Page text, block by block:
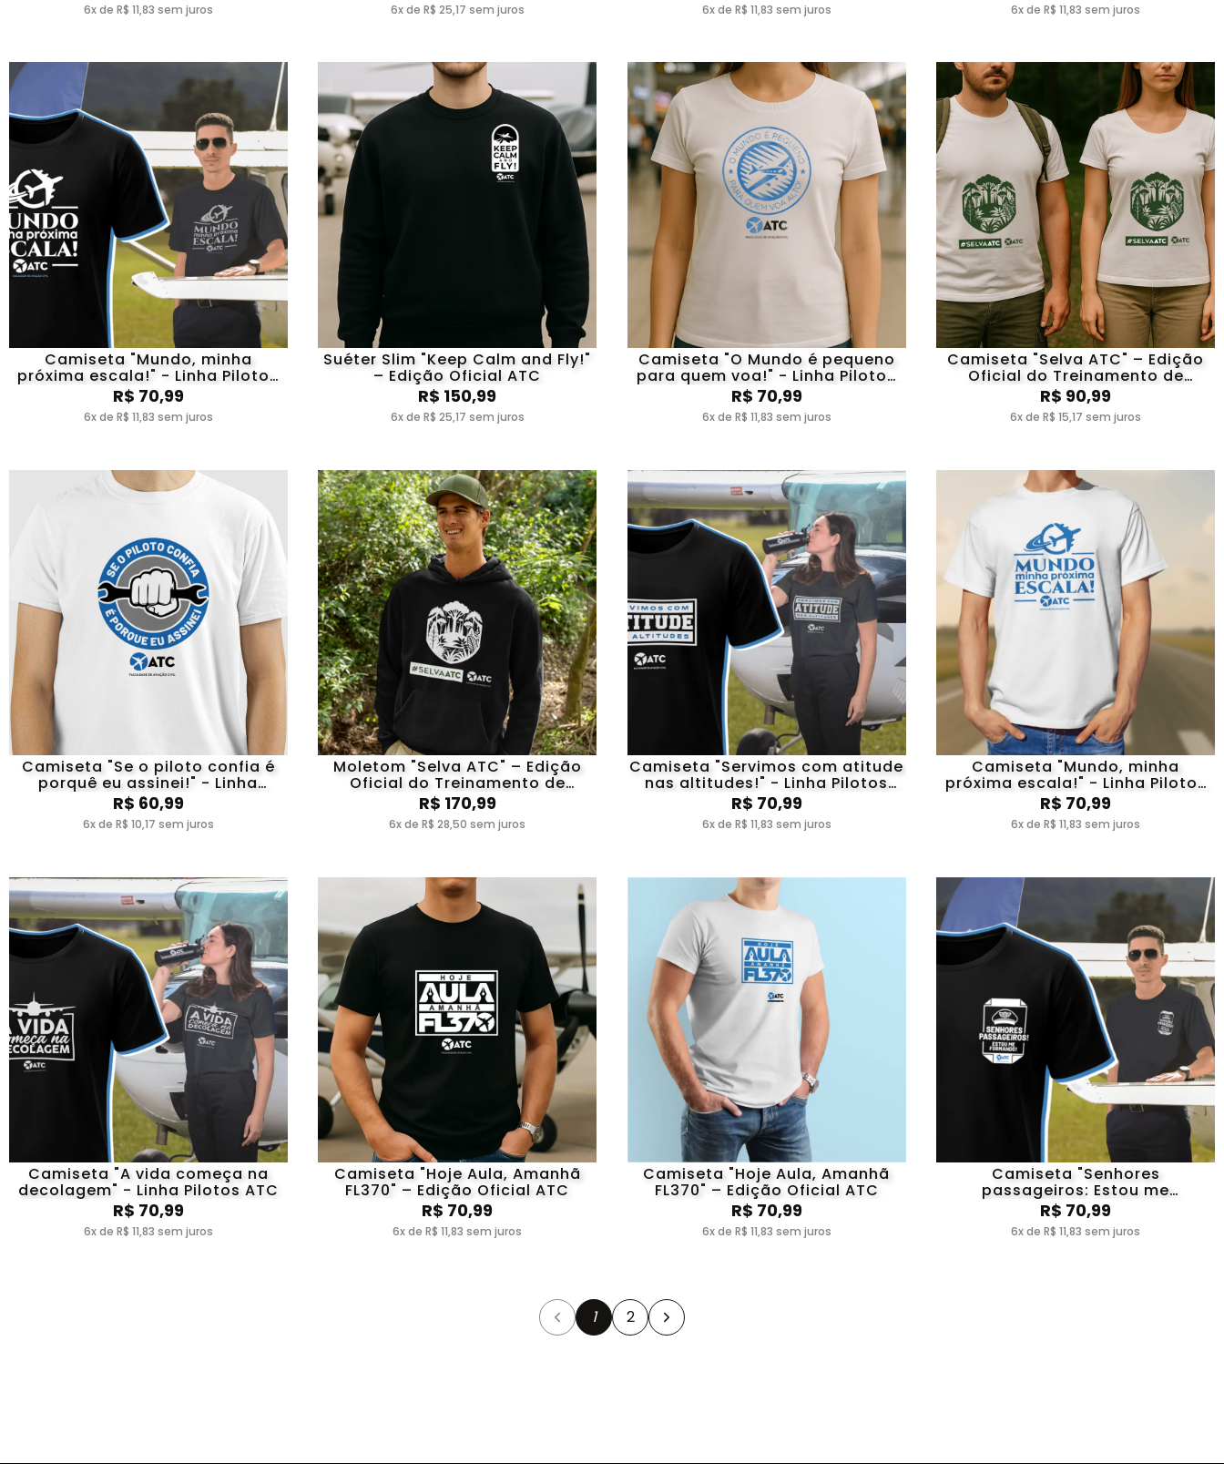
6x de R$ 11,83 sem juros 6x de R$ 25,17 sem juros 6x de R$ 11,83 sem juros 6x de R$ 11,83 sem juros
Camiseta "Mundo, minha
próxima escala!" - Linha Pilotos
ATC
R$ 70,99
6x de R$ 11,83 sem juros
Suéter Slim "Keep Calm and Fly!"
– Edição Oficial ATC
R$ 150,99
6x de R$ 25,17 sem juros
Camiseta "O Mundo é pequeno
para quem voa!" - Linha Pilotos
ATC
R$ 70,99
6x de R$ 11,83 sem juros
Camiseta "Selva ATC" – Edição
Oficial do Treinamento de
Sobrevivência
R$ 90,99
6x de R$ 15,17 sem juros
Camiseta "Se o piloto confia é
porquê eu assinei!" - Linha
Mecânico ATC
R$ 60,99
6x de R$ 10,17 sem juros
Moletom "Selva ATC" – Edição
Oficial do Treinamento de
Sobrevivência
R$ 170,99
6x de R$ 28,50 sem juros
Camiseta "Servimos com atitude
nas altitudes!" - Linha Pilotos
ATC
R$ 70,99
6x de R$ 11,83 sem juros
Camiseta "Mundo, minha
próxima escala!" - Linha Pilotos
ATC
R$ 70,99
6x de R$ 11,83 sem juros
Camiseta "A vida começa na
decolagem" - Linha Pilotos ATC
R$ 70,99
6x de R$ 11,83 sem juros
Camiseta "Hoje Aula, Amanhã
FL370" – Edição Oficial ATC
R$ 70,99
6x de R$ 11,83 sem juros
Camiseta "Hoje Aula, Amanhã
FL370" – Edição Oficial ATC
R$ 70,99
6x de R$ 11,83 sem juros
Camiseta "Senhores
passageiros: Estou me
formando!" - Linha Pilotos ATC
R$ 70,99
6x de R$ 11,83 sem juros
1 2